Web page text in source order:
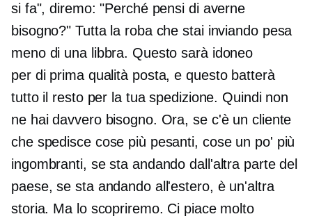
si fa", diremo: "Perché pensi di averne
bisogno?" Tutta la roba che stai inviando pesa
meno di una libbra. Questo sarà idoneo
per di prima qualità posta, e questo batterà
tutto il resto per la tua spedizione. Quindi non
ne hai davvero bisogno. Ora, se c'è un cliente
che spedisce cose più pesanti, cose un po' più
ingombranti, se sta andando dall'altra parte del
paese, se sta andando all'estero, è un'altra
storia. Ma lo scopriremo. Ci piace molto